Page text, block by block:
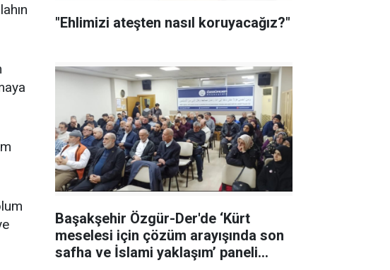
"Ehlimizi ateşten nasıl koruyacağız?"
Başakşehir Özgür-Der'de ‘Kürt
meselesi için çözüm arayışında son
safha ve İslami yaklaşım’ paneli